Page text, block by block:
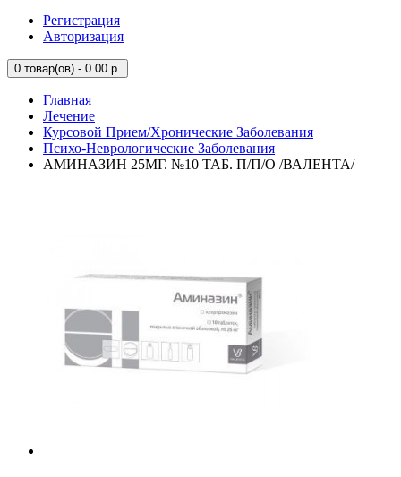
Регистрация
Авторизация
0 товар(ов) - 0.00 р.
Главная
Лечение
Курсовой Прием/Хронические Заболевания
Психо-Неврологические Заболевания
АМИНАЗИН 25МГ. №10 ТАБ. П/П/О /ВАЛЕНТА/